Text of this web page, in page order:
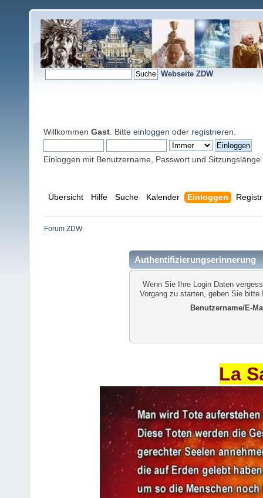
Webseite ZDW
Willkommen Gast . Bitte einloggen oder registrieren
Einloggen mit Benutzername, Passwort und Sitzungslänge
Übersicht Hilfe Suche Kalender Einloggen
Forum ZDW
Authentifizierungserinnerung
Wenn Sie Ihre Login Daten
Vorgang zu starten, geben Sie
Benutzername/E-
La